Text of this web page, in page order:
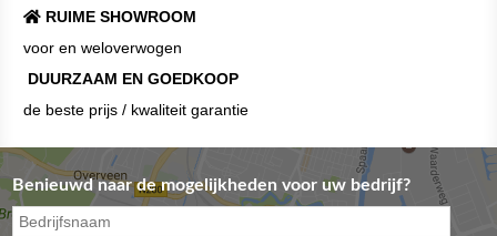
RUIME SHOWROOM
voor en weloverwogen
DUURZAAM EN GOEDKOOP
de beste prijs / kwaliteit garantie
Benieuwd naar de mogelijkheden voor uw bedrijf?